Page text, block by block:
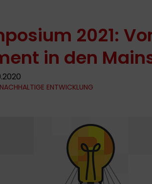
2021:
in den
NACHHALTIGE ENTWICKLUNG